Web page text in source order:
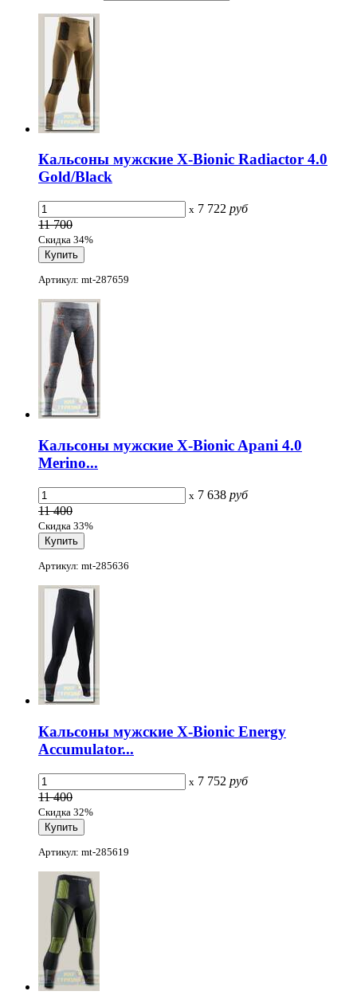
Кальсоны мужские X-Bionic Radiactor 4.0
Gold/Black
x 7 722 руб
11 700
Скидка 34%
Артикул: mt-287659
Кальсоны мужские X-Bionic Apani 4.0
Merino...
x 7 638 руб
11 400
Скидка 33%
Артикул: mt-285636
Кальсоны мужские X-Bionic Energy
Accumulator...
x 7 752 руб
11 400
Скидка 32%
Артикул: mt-285619